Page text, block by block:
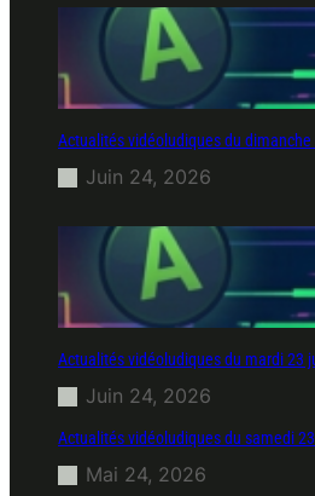
Actualités vidéoludiques du
Juin 24, 2026
Actualités vidéoludiques du mardi 23
Juin 24, 2026
Actualités vidéoludiques du samedi
Mai 24, 2026